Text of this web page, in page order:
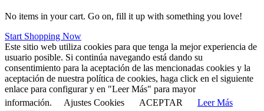
No items in your cart. Go on, fill it up with something you love!
Start Shopping Now
Este sitio web utiliza cookies para que tenga la mejor experiencia de
usuario posible. Si continúa navegando está dando su
consentimiento para la aceptación de las mencionadas cookies y la
aceptación de nuestra política de cookies, haga click en el siguiente
enlace para configurar y en "Leer Más" para mayor
información.
Ajustes Cookies ACEPTAR Leer Más